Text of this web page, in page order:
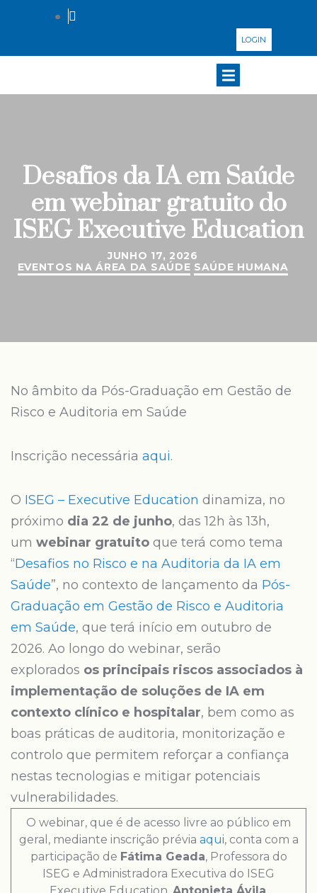
LOGIN
Desafios da IA em Saúde
em webinar gratuito do
ISEG Executive Education
JUNHO 17, 2026
EVENTOS NA ÁREA DA SAÚDE SAÚDE HUMANA
No âmbito da Pós-Graduação em Gestão de
Risco e Auditoria em Saúde
Inscrição necessária aqui.
O ISEG – Executive Education dinamiza, no
próximo dia 22 de junho, das 12h às 13h,
um webinar gratuito que terá como tema
“Desafios no Risco e na Auditoria da IA em
Saúde”, no contexto de lançamento da Pós-
Graduação em Gestão de Risco e Auditoria
em Saúde, que terá início em outubro de
2026. Ao longo do webinar, serão
explorados os principais riscos associados à
implementação de soluções de IA em
contexto clínico e hospitalar, bem como as
boas práticas de auditoria, monitorização e
controlo que permitem reforçar a confiança
nestas tecnologias e mitigar potenciais
vulnerabilidades.
O webinar, que é de acesso livre ao público em
geral, mediante inscrição prévia aqui, conta com a
participação de Fátima Geada, Professora do
ISEG e Administradora Executiva do ISEG